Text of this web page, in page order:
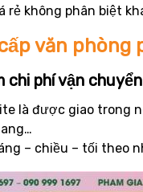
không phân biệt
văn phòng
chi phí vận chuyển
là được giao trong
– chiều – tối theo